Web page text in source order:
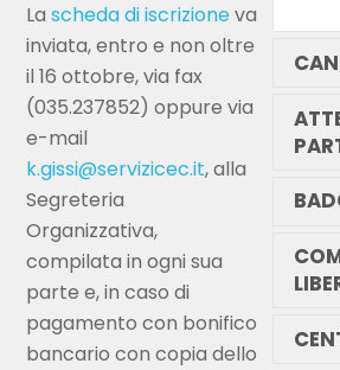
La scheda di iscrizioneva
inviata, entro e non oltre
il 16 ottobre, via fax
(035.237852) oppure via
e-mail
k.gissi@servizicec.it, alla
Segreteria
Organizzativa,
compilata in ogni sua
parte e, in caso di
pagamento con bonifico
bancario con copia dello